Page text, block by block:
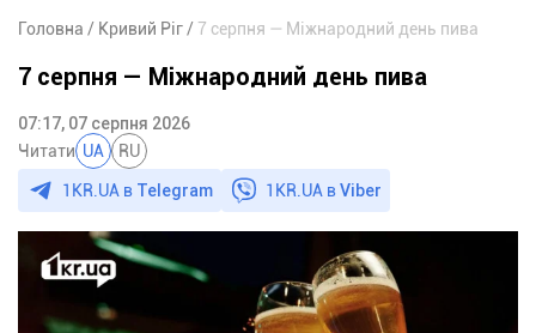
Головна Кривий Ріг 7 серпня — Міжнародний день пива
7 серпня — Міжнародний день пива
07:17, 07 серпня 2026
Читати UA RU
1KR.UA в Telegram 1KR.UA вViber